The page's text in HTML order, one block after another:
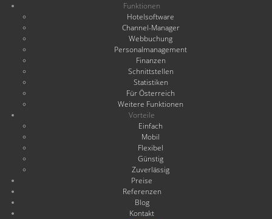
Funktionen
Hotelsoftware
Channel-Manager
Webbuchung
Personalmanagement
Finanzen
Schnittstellen
Statistiken
Für Österreich
Weitere Funktionen
Vorteile
Einfach
Mobil
Flexibel
Günstig
Zuverlässig
Preise
Referenzen
Blog
Kontakt